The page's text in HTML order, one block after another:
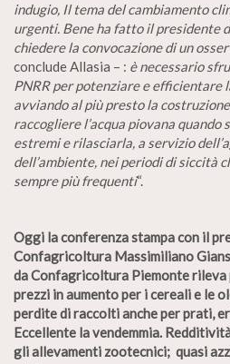
indugio, Il tema del cambiamento
urgenti. Bene ha fatto il presidente
chiedere la convocazione di un
conclude Allasia – : è necessario
PNRR per potenziare e efficientare
avviando al più presto la
raccogliere l’acqua piovana quando
estremi e rilasciarla, a servizio
dell’ambiente, nei periodi di siccità
sempre più frequenti“.
Oggi la conferenza stampa con il
Confagricoltura Massimiliano
da Confagricoltura Piemonte rileva
prezzi in aumento per i cereali e le
perdite di raccolti anche per prati,
Eccellente la vendemmia.
gli allevamenti zootecnici; quasi